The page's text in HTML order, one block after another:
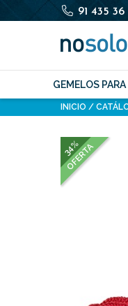
91 435 36
GEMELOS
INICIO
34%
OFERTA